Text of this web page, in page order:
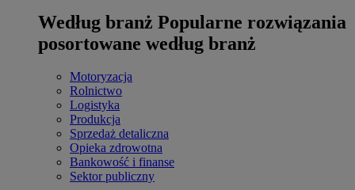
Według branż Popularne rozwiązania
posortowane według branż
Motoryzacja
Rolnictwo
Logistyka
Produkcja
Sprzedaż detaliczna
Opieka zdrowotna
Bankowość i finanse
Sektor publiczny